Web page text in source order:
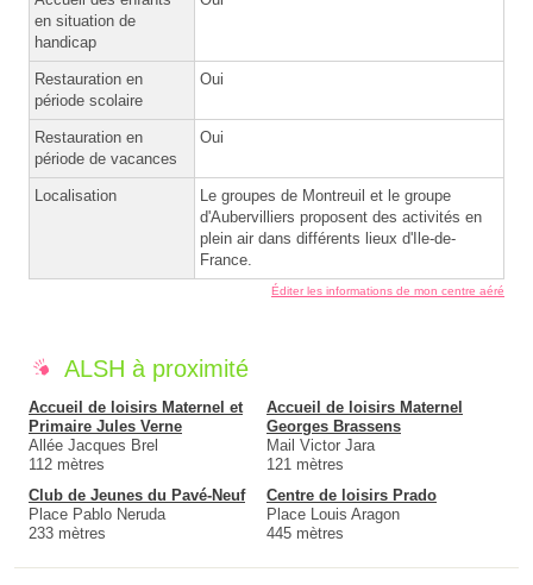
en situation de
handicap
Restauration en
période scolaire
Oui
Restauration en
période de vacances
Oui
Localisation
Le groupes de Montreuil et le groupe
d'Aubervilliers proposent des activités en
plein air dans différents lieux d'Ile-de-
France.
Éditer les informations de mon centre aéré
ALSH à proximité
Accueil de loisirs Maternel et
Primaire Jules Verne
Allée Jacques Brel
112 mètres
Accueil de loisirs Maternel
Georges Brassens
Mail Victor Jara
121 mètres
Club de Jeunes du Pavé-Neuf
Place Pablo Neruda
233 mètres
Centre de loisirs Prado
Place Louis Aragon
445 mètres